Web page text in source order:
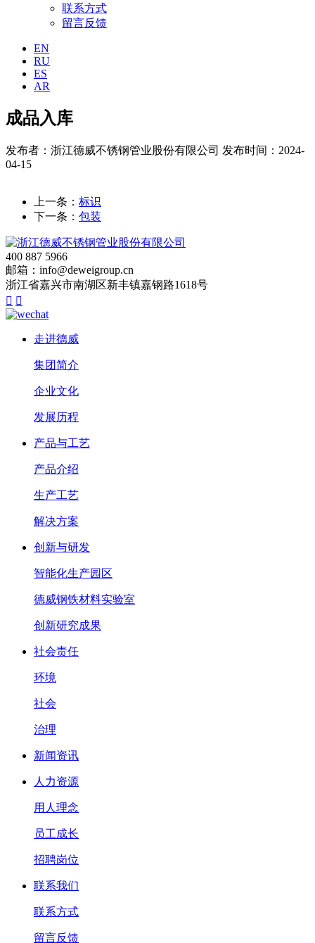
联系方式
留言反馈
EN
RU
ES
AR
成品入库
发布者：浙江德威不锈钢管业股份有限公司 发布时间：2024-
04-15
上一条： 标识
下一条： 包装
400 887 5966
邮箱：info@deweigroup.cn
浙江省嘉兴市南湖区新丰镇嘉钢路1618号
 
走进德威
集团简介
企业文化
发展历程
产品与工艺
产品介绍
生产工艺
解决方案
创新与研发
智能化生产园区
德威钢铁材料实验室
创新研究成果
社会责任
环境
社会
治理
新闻资讯
人力资源
用人理念
员工成长
招聘岗位
联系我们
联系方式
留言反馈